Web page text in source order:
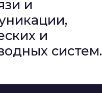
и
и
систем.